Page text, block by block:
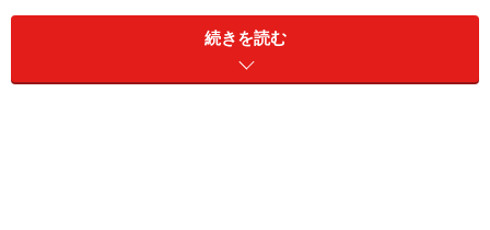
ステーキの難しさは焼き加減！ 時間はあくまで目安と
続きを読む